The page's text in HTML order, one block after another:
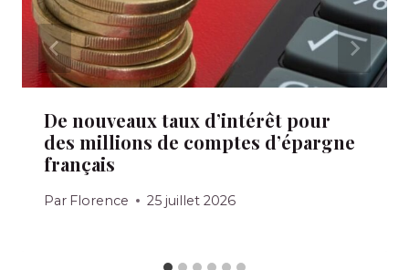
De nouveaux taux d’intérêt pour
des millions de comptes d’épargne
français
Par Florence 25 juillet 2026